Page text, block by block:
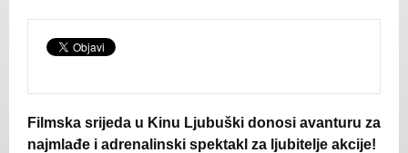
Filmska srijeda u Kinu Ljubuški donosi avanturu za
najmlađe i adrenalinski spektakl za ljubitelje akcije!